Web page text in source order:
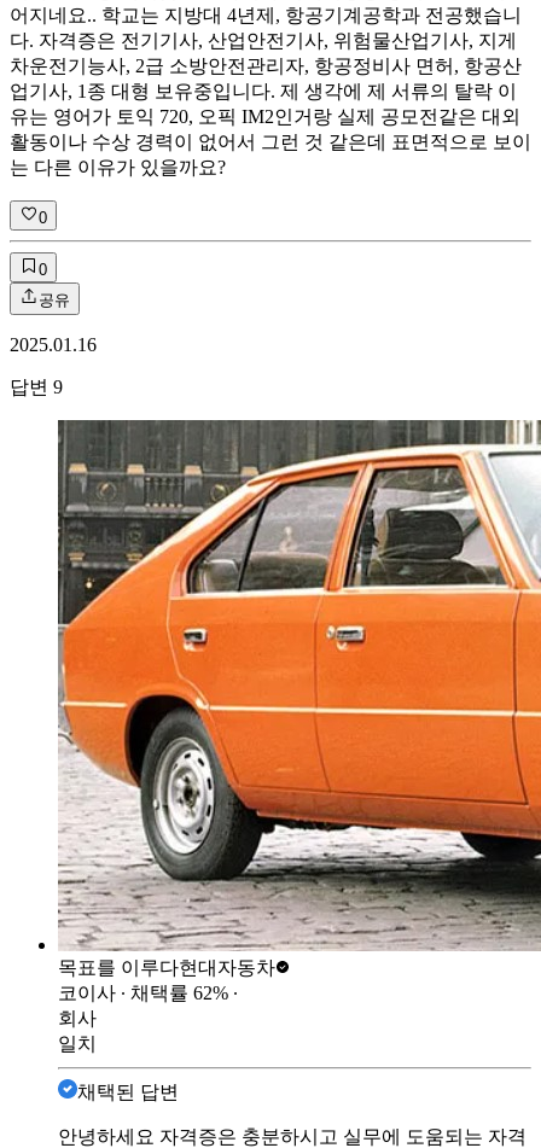
어지네요.. 학교는 지방대 4년제, 항공기계공학과 전공했습니
다. 자격증은 전기기사, 산업안전기사, 위험물산업기사, 지게
차운전기능사, 2급 소방안전관리자, 항공정비사 면허, 항공산
업기사, 1종 대형 보유중입니다. 제 생각에 제 서류의 탈락 이
유는 영어가 토익 720, 오픽 IM2인거랑 실제 공모전같은 대외
활동이나 수상 경력이 없어서 그런 것 같은데 표면적으로 보이
는 다른 이유가 있을까요?
0
0
공유
2025.01.16
답변 9
목표를 이루다현대자동차
코이사 ∙ 채택률 62% ∙
회사
일치
채택된 답변
안녕하세요 자격증은 충분하시고 실무에 도움되는 자격